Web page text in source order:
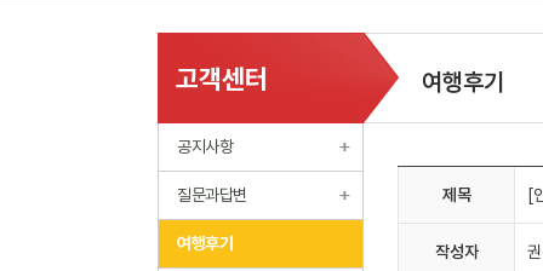
고객센터
공지사항
질문과답변
여행후기
여행후기
제목 [
작성자